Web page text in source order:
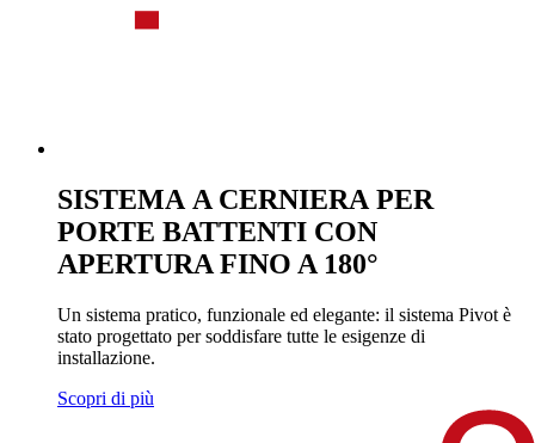
SISTEMA A CERNIERA PER
PORTE BATTENTI CON
APERTURA FINO A 180°
Un sistema pratico, funzionale ed elegante: il sistema Pivot è
stato progettato per soddisfare tutte le esigenze di
installazione.
Scopri di più